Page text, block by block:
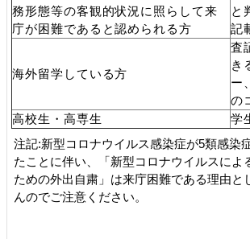
務形態等の客観的状況に照らして来
庁が困難であると認められる方
と
記
海外留学している方
査
き
ー
の
高校生・高専生
学
注記:新型コロナウイルス感染症が5類感染
たことに伴い、「新型コロナウイルスによ
ための外出自粛」は来庁困難である理由と
んのでご注意ください。